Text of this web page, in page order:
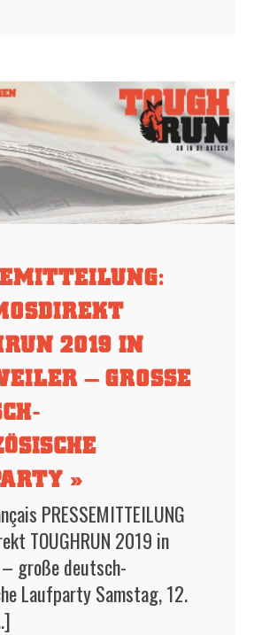
2019 IN
– GROSSE DE
FR
LA
»
PRESSEMITTEILUNG
TOUGHRUN 2019 in
große deutsch-
Laufparty Samstag, 12.